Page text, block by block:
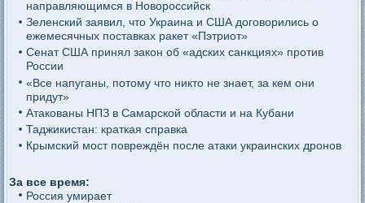
направляющимся в Новороссийск
Зеленский заявил, что Украина и США договорились о
ежемесячных поставках ракет «Пэтриот»
Сенат США принял закон об «адских санкциях» против
России
«Все напуганы, потому что никто не знает, за кем они
придут»
Атакованы НПЗ в Самарской области и на Кубани
Таджикистан: краткая справка
Крымский мост повреждён после атаки украинских дронов
За все время:
Россия умирает